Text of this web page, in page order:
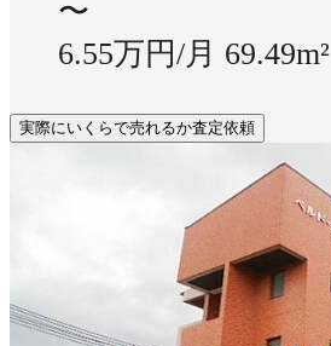
〜
6.55万円/月 69.49m²
実際にいくらで売れるか査定依頼